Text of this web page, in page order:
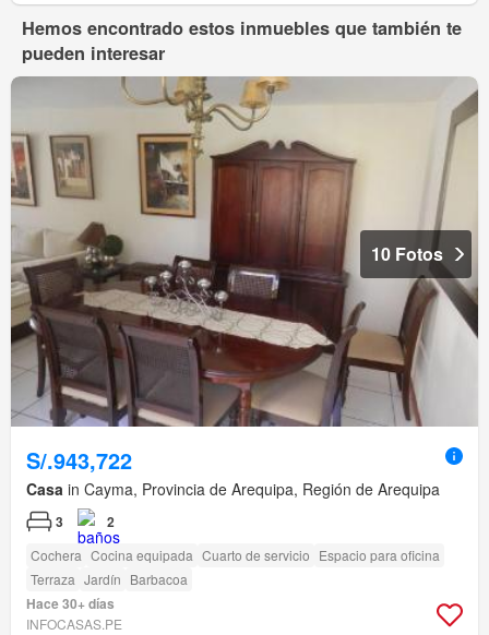
Hemos encontrado estos inmuebles que también te
pueden interesar
10 Fotos
S/.943,722
Casa in Cayma, Provincia de Arequipa, Región de Arequipa
3 2
Cochera Cocina equipada Cuarto de servicio Espacio para oficina
Terraza Jardín Barbacoa
Hace 30+ días
INFOCASAS.PE